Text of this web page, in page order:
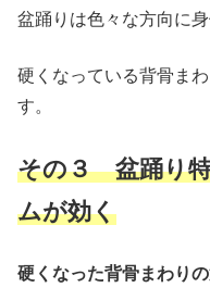
盆踊りは色々な方向に
硬くなっている背骨ま
す。
その３ 盆踊り
ムが効く
硬くなった背骨まわり